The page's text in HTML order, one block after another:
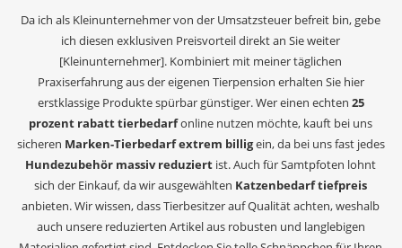
Da ich als Kleinunternehmer von der Umsatzsteuer befreit bin, gebe
ich diesen exklusiven Preisvorteil direkt an Sie weiter
[Kleinunternehmer]. Kombiniert mit meiner täglichen
Praxiserfahrung aus der eigenen Tierpension erhalten Sie hier
erstklassige Produkte spürbar günstiger. Wer einen echten 25
prozent rabatt tierbedarfonline nutzen möchte, kauft bei uns
sicheren Marken-Tierbedarf extrem billigein, da bei uns fast jedes
Hundezubehör massiv reduziert ist. Auch für Samtpfoten lohnt
sich der Einkauf, da wir ausgewählten Katzenbedarf tiefpreis
anbieten. Wir wissen, dass Tierbesitzer auf Qualität achten, weshalb
auch unsere reduzierten Artikel aus robusten und langlebigen